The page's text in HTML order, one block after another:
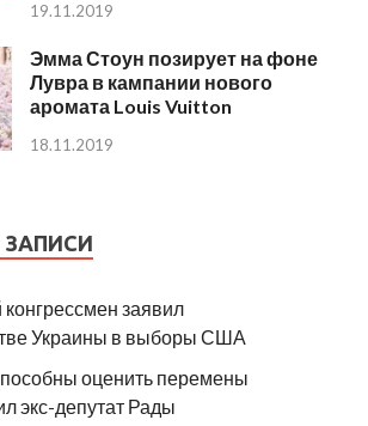
19.11.2019
Эмма Стоун позирует на фоне
Лувра в кампании нового
аромата Louis Vuitton
18.11.2019
заявил
Украины в выборы США
оценить перемены
экс-депутат Рады